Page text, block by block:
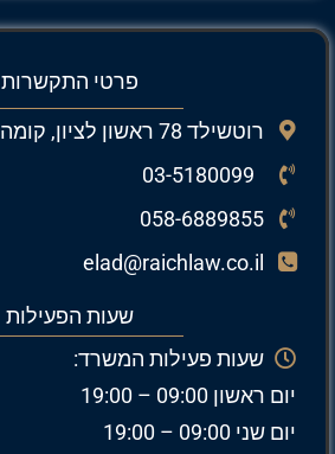
פרטי התקשרות
רוטשילד 78 ראשון לציון, קומה 1
058-6889855
elad@raichlaw.co.il
שעות הפעילות
שעות פעילות המשרד:
יום ראשון 09:00 – 19:00
יום שני 09:00 – 19:00